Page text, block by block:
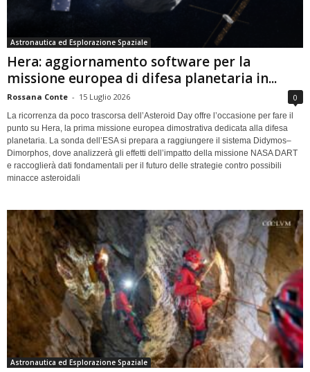
Astronautica ed Esplorazione Spaziale
Hera: aggiornamento software per la
missione europea di difesa planetaria in...
Rossana Conte - 15 Luglio 2026 0
La ricorrenza da poco trascorsa dell’Asteroid Day offre l’occasione per fare il
punto su Hera, la prima missione europea dimostrativa dedicata alla difesa
planetaria. La sonda dell’ESA si prepara a raggiungere il sistema Didymos–
Dimorphos, dove analizzerà gli effetti dell’impatto della missione NASA DART
e raccoglierà dati fondamentali per il futuro delle strategie contro possibili
minacce asteroidali
Astronautica ed Esplorazione Spaziale